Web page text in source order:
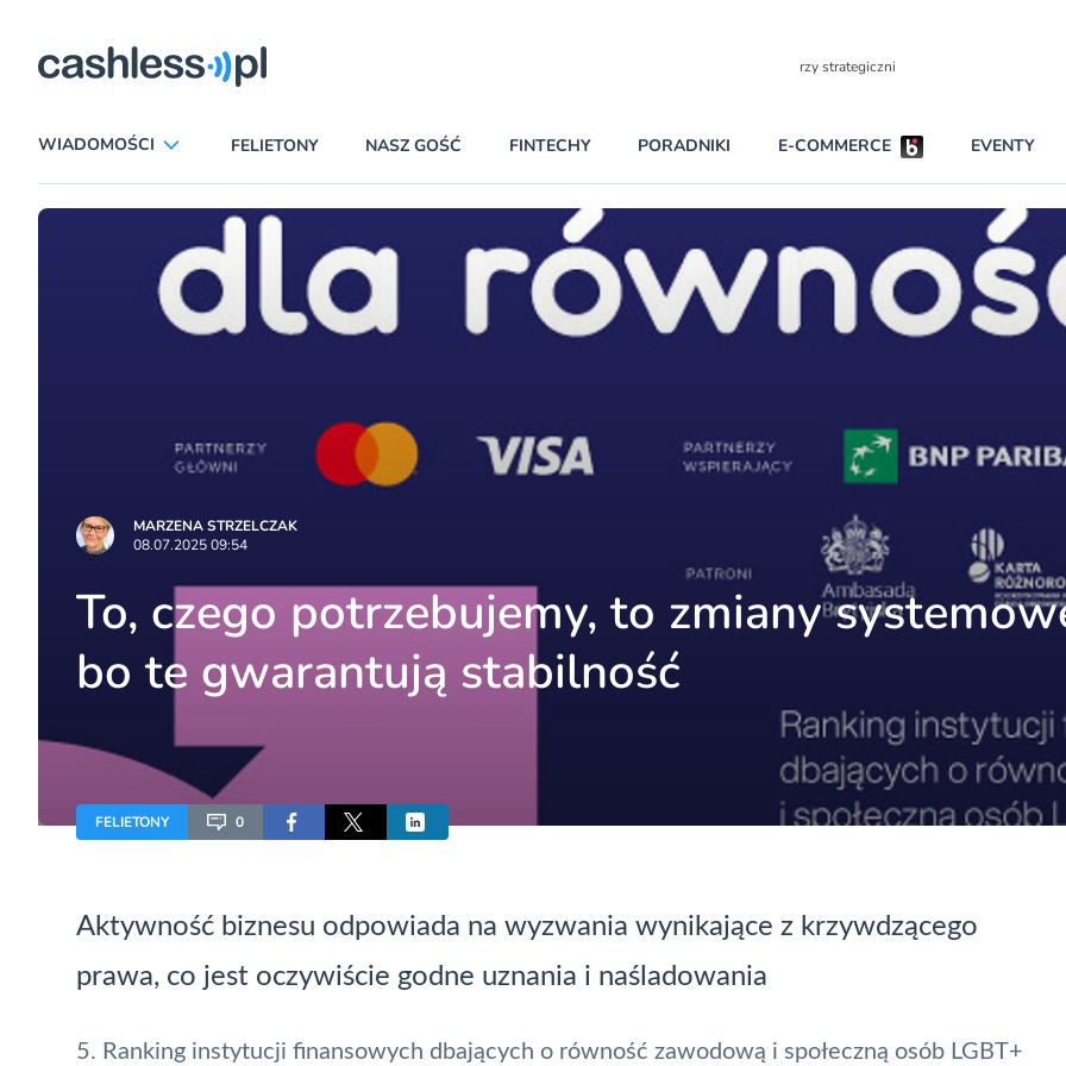
WIADOMOŚCI
ANALIZY
APLIKACJE
E-COMMERCE
KARTY
UBEZPIECZENIA
BEZPIECZEŃSTWO
INNI NAPISALI
KONTA
NAJCZĘŚCIEJ CZYTANE
Darmowy
wszystkich
W najniższych
darmo przez
FELIETONY NASZ GOŚĆ FINTECHY PORADNIKI E-COMMERCE EVENTY
MARZENA STRZELCZAK
08.07.2025 09:54
To, czego potrzebujemy, to zmiany
bo te gwarantują stabilność
FELIETONY 0
Aktywność biznesu odpowiada na wyzwania wynikające z krzywdzącego
prawa, co jest oczywiście godne uznania i naśladowania
5. Ranking instytucji finansowych dbających o równość zawodową i społeczną osób LGBT+